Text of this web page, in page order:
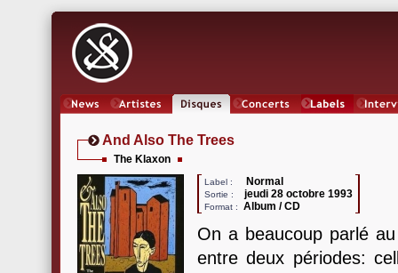
And Also The Trees
The Klaxon
Label : Normal
Sortie : jeudi 28 octobre 1993
Format : Album / CD
On a beaucoup parlé
entre deux périodes: